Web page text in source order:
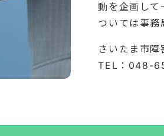
動を企画して
ついては事務
さいたま市
TEL：048-